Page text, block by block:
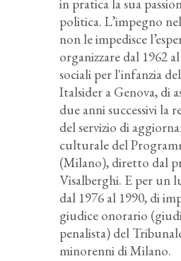
in pratica la sua
politica. L’impegno
non le impedisce
organizzare dal 1962 al
sociali per l'infanzia
Italsider a Genova, di
due anni successivi la
del servizio di
culturale del
(Milano), diretto dal
Visalberghi. E per un
dal 1976 al 1990, di
giudice onorario
penalista) del
minorenni di Milano.